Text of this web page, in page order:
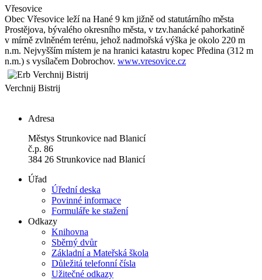
Vřesovice
Obec Vřesovice leží na Hané 9 km jižně od statutárního města
Prostějova, bývalého okresního města, v tzv.hanácké pahorkatině
v mírně zvlněném terénu, jehož nadmořská výška je okolo 220 m
n.m. Nejvyšším místem je na hranici katastru kopec Předina (312 m
n.m.) s vysílačem Dobrochov. www.vresovice.cz
Verchnij Bistrij
Adresa
Městys Strunkovice nad Blanicí
č.p. 86
384 26 Strunkovice nad Blanicí
Úřad
Úřední deska
Povinné informace
Formuláře ke stažení
Odkazy
Knihovna
Sběrný dvůr
Základní a Mateřská škola
Důležitá telefonní čísla
Užitečné odkazy